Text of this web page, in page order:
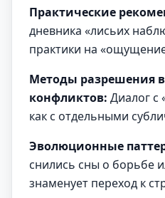
Практические
дневника «лисьих
практики на
Методы разрешения
конфликтов: Диалог с
как с отдельными
Эволюционные
снились сны о борьбе
знаменует переход к